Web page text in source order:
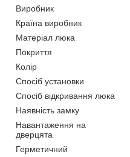
Виробник
Країна виробник
Матеріал люка
Покриття
Колір
Спосіб установки
Спосіб відкривання люка
Наявність замку
Навантаження на
дверцята
Герметичний